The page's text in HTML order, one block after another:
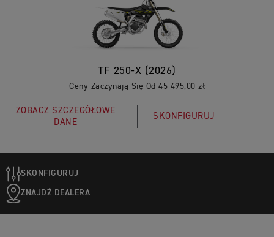
TF 250-X (2026)
Ceny Zaczynają Się Od 45 495,00 zł
ZOBACZ SZCZEGÓŁOWE
DANE
SKONFIGURUJ
SKONFIGURUJ
ZNAJDŹ DEALERA